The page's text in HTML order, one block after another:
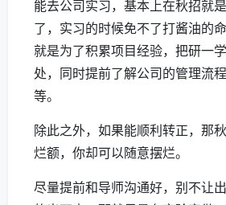
能去公司实习，基本上在秋招就
了，实习的时候免不了打酱油的
就是为了积累项目经验，把研一
处，同时提前了解公司的管理流
等。
除此之外，如果能顺利转正，那
烂额，你却可以随意摆烂。
尽量提前和导师沟通好，别不让